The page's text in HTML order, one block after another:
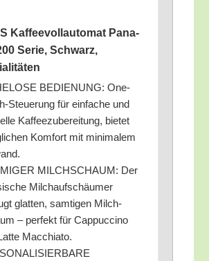
Kaf­fee­voll­au­to­mat Pana­
Serie, Schwarz,
BEDIENUNG: One-
Steue­rung für ein­fa­che und
Kaf­fee­zu­be­rei­tung, bie­tet
Kom­fort mit mini­ma­lem
MILCHSCHAUM: Der
Milch­auf­schäu­mer
glat­ten, sam­ti­gen Milch­
– per­fekt für Cap­puc­ci­no
Macchiato.